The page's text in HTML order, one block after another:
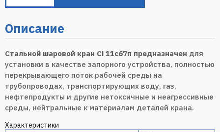
Описание
Стальной шаровой кран Ci 11c67п предназначен для
установки в качестве запорного устройства, полностью
перекрывающего поток рабочей среды на
трубопроводах, транспортирующих воду, газ,
нефтепродукты и другие нетоксичные и неагрессивные
среды, нейтральные к материалам деталей крана.
Характеристики